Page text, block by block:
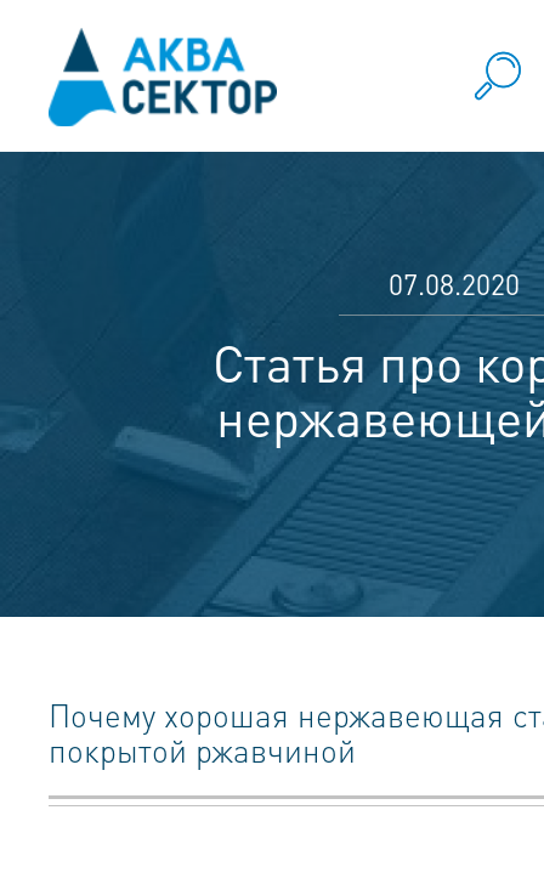
07.08.2020
Статья про
Почему хорошая нержавеющая
покрытой ржавчиной